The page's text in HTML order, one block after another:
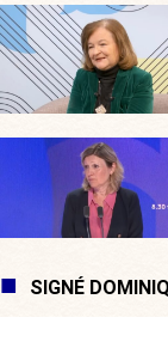
SIGNÉ